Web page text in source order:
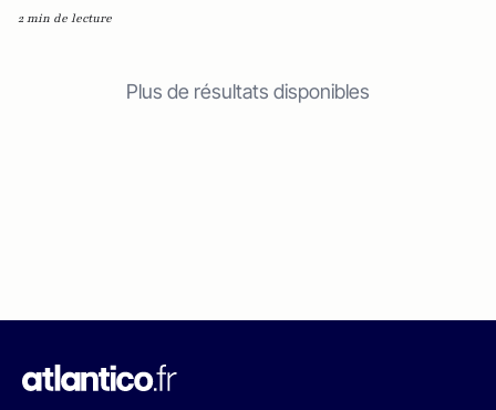
2 min de lecture
Plus de résultats disponibles